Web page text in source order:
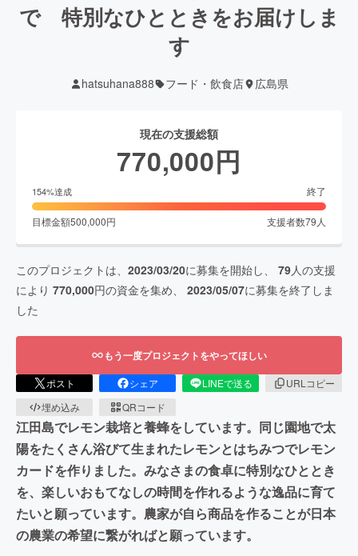
で 特別なひとときをお届けしま
す
hatsuhana888 フード・飲食店 広島県
現在の支援総額
770,000円
154%達成 終了
目標金額500,000円 支援者数79 人
このプロジェクトは、 2023/03/20に募集を開始し、 79人の支援
により 770,000円の資金を集め、 2023/05/07に募集を終了しま
した
もう一度プロジェクトをやってほしい
ポスト シェア LINEで送る
URLコピー
埋め込み
QRコード
江田島でレモン栽培と養蜂をしています。同じ園地で太
陽をたくさん浴びて生まれたレモンとはちみつでレモン
カードを作りました。みなさまの食卓に特別なひととき
を、楽しいおもてなしの時間を作れるような逸品に育て
たいと願っています。農家が自ら商品を作ることが日本
の農業の希望に繋がればと願っています。